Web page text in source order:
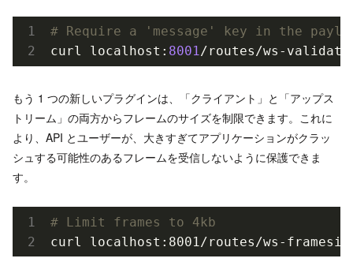
# Require a 'message' key in the
curl localhost: 8001/routes/ws-
もう 1 つの新しいプラグインは、「クライアント」と「アップス
トリーム」の両方からフレームのサイズを制限できます。これに
より、API とユーザーが、大きすぎてアプリケーションがクラッ
シュする可能性のあるフレームを受信しないように保護できま
す。
# Limit frames to 4kb
curl localhost:8001/routes/ws-